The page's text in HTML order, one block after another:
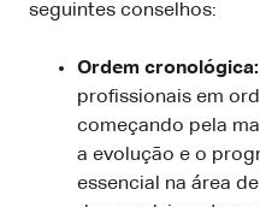
seguintes conselhos:
Ordem cronológica:
profissionais em
começando pela
a evolução e o
essencial na área